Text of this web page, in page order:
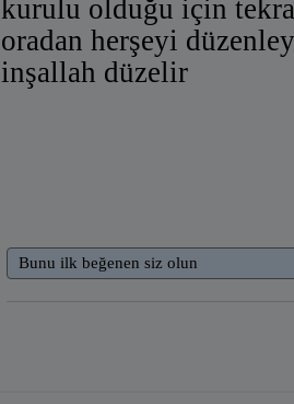
kurulu olduğu için
oradan herşeyi
inşallah düzelir
Bunu ilk beğenen siz olun